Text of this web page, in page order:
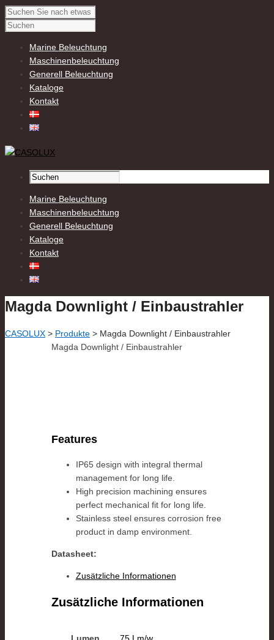
Marine Beleuchtung
Maschinenbeleuchtung
Generell Beleuchtung
Kataloge
Kontakt
Marine Beleuchtung
Maschinenbeleuchtung
Generell Beleuchtung
Kataloge
Kontakt
Magda Downlight / Einbaustrahler
CASOLUX > Produkte > Magda Downlight / Einbaustrahler
Magda Downlight / Einbaustrahler
Features
IP65 design with integral thermal
management for long life.
High precision machining ensures
perfect mechanical fit for long life.
Stainless steel ensures corrosion free
product in damp environment.
Datasheet:
Zusätzliche Informationen
Zusätzliche Informationen